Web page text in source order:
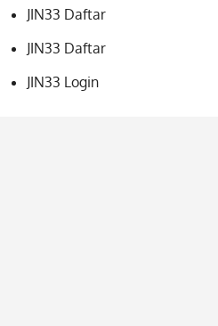
JIN33 Daftar
JIN33 Daftar
JIN33 Login